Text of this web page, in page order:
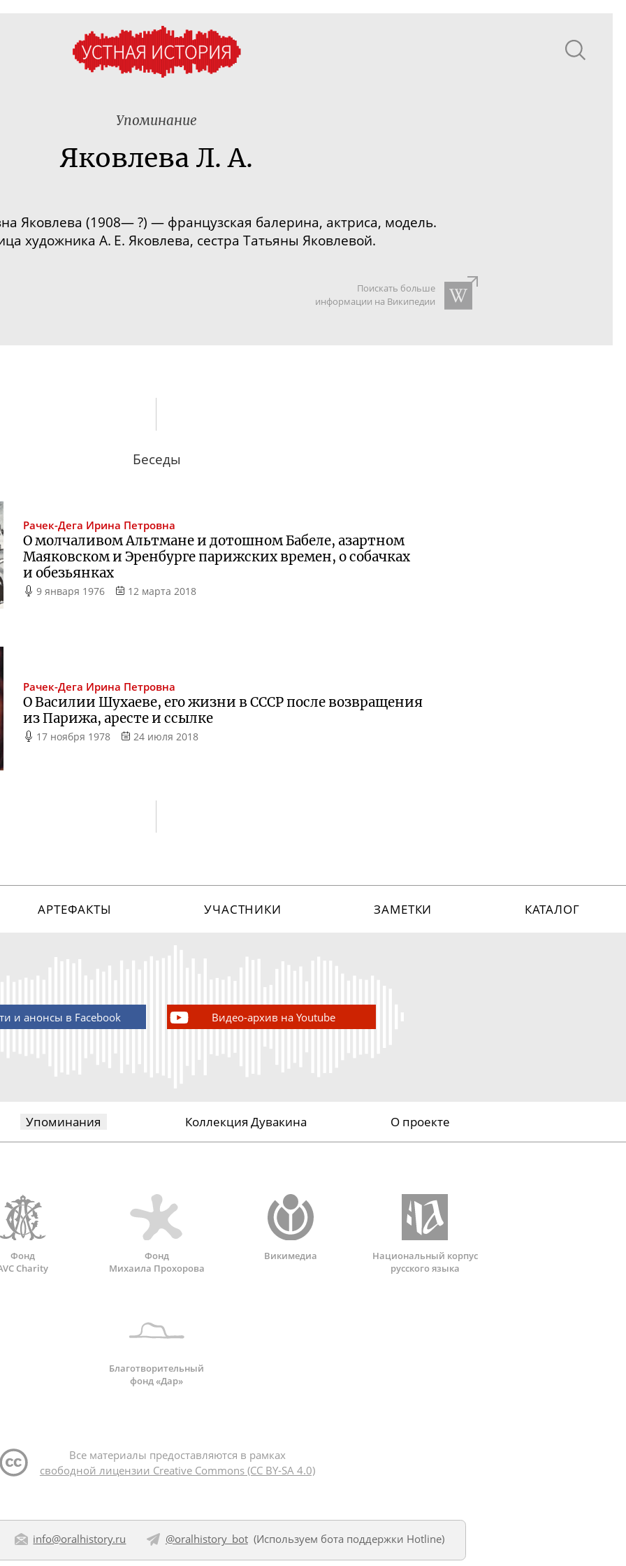
Упоминание
Яковлева Л. А.
Яковлева (1908— ?) — французская балерина, актриса, модель.
художника А. Е. Яковлева, сестра Татьяны Яковлевой.
Поискать больше
информации на Википедии
Беседы
Рачек-Дега Ирина Петровна
О молчаливом Альтмане и дотошном Бабеле, азартном
Маяковском и Эренбурге парижских времен, о собачках
и обезьянках
9 января 1976 12 марта 2018
Рачек-Дега Ирина Петровна
О Василии Шухаеве, его жизни в СССР после возвращения
из Парижа, аресте и ссылке
17 ноября 1978 24 июля 2018
АРТЕФАКТЫ УЧАСТНИКИ ЗАМЕТКИ КАТАЛОГ
и анонсы в Facebook Видео-архив на Youtube
Упоминания Коллекция Дувакина О проекте
Фонд
Charity
Фонд
Михаила Прохорова
Викимедиа
Национальный корпус
русского языка
Благотворительный
фонд «Дар»
Все материалы предоставляются в рамках
свободной лицензии Creative Commons (CC BY-SA 4.0)
info@oralhistory.ru @oralhistory_bot(Используем бота поддержки Hotline)